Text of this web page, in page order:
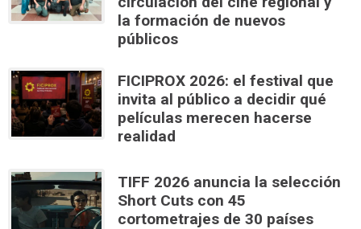
la formación de nuevos
públicos
FICIPROX 2026: el festival que
invita al público a decidir qué
películas merecen hacerse
realidad
TIFF 2026 anuncia la selección
Short Cuts con 45
cortometrajes de 30 países